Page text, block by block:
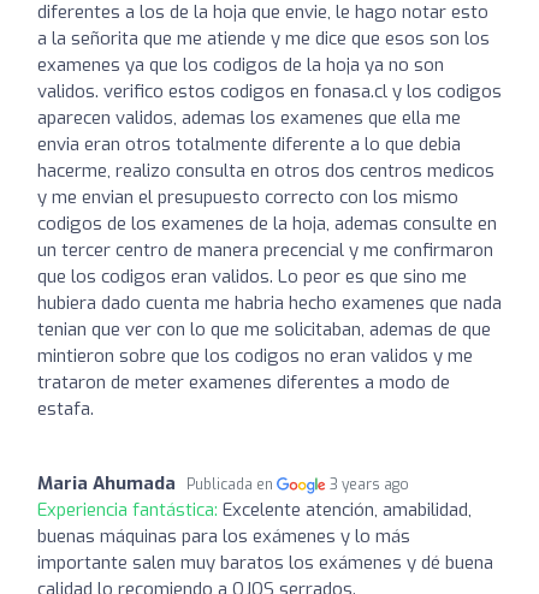
diferentes a los de la hoja que envie, le hago notar esto
a la señorita que me atiende y me dice que esos son los
examenes ya que los codigos de la hoja ya no son
validos. verifico estos codigos en fonasa.cl y los codigos
aparecen validos, ademas los examenes que ella me
envia eran otros totalmente diferente a lo que debia
hacerme, realizo consulta en otros dos centros medicos
y me envian el presupuesto correcto con los mismo
codigos de los examenes de la hoja, ademas consulte en
un tercer centro de manera precencial y me confirmaron
que los codigos eran validos. Lo peor es que sino me
hubiera dado cuenta me habria hecho examenes que nada
tenian que ver con lo que me solicitaban, ademas de que
mintieron sobre que los codigos no eran validos y me
trataron de meter examenes diferentes a modo de
estafa.
Maria Ahumada Publicada en 3 years ago
Experiencia fantástica: Excelente atención, amabilidad,
buenas máquinas para los exámenes y lo más
importante salen muy baratos los exámenes y dé buena
calidad lo recomiendo a OJOS serrados.